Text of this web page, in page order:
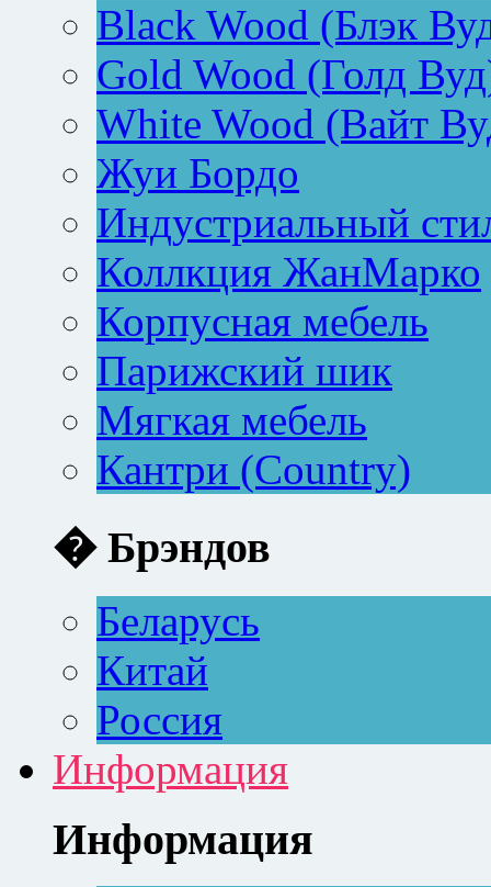
Black Wood (Блэк
Gold Wood (Голд
White Wood (Вайт
Жуи Бордо
Индустриальный
Коллкция ЖанМарко
Корпусная мебель
Парижский шик
Мягкая мебель
Кантри (Country)
� Брэндов
Беларусь
Китай
Россия
Информация
Информация